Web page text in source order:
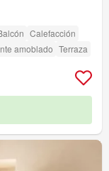
Calefacción
amoblado Terraza